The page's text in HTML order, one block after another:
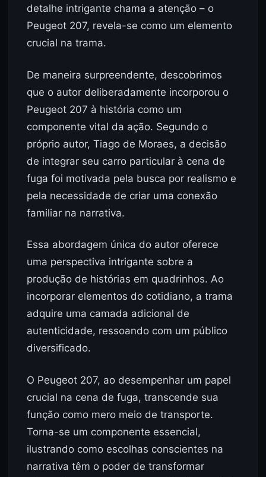
detalhe intrigante chama a atenção – o
Peugeot 207, revela-se como um elemento
crucial na trama.
De maneira surpreendente, descobrimos
que o autor deliberadamente incorporou o
Peugeot 207 à história como um
componente vital da ação. Segundo o
próprio autor, Tiago de Moraes, a decisão
de integrar seu carro particular à cena de
fuga foi motivada pela busca por realismo e
pela necessidade de criar uma conexão
familiar na narrativa.
Essa abordagem única do autor oferece
uma perspectiva intrigante sobre a
produção de histórias em quadrinhos. Ao
incorporar elementos do cotidiano, a trama
adquire uma camada adicional de
autenticidade, ressoando com um público
diversificado.
O Peugeot 207, ao desempenhar um papel
crucial na cena de fuga, transcende sua
função como mero meio de transporte.
Torna-se um componente essencial,
ilustrando como escolhas conscientes na
narrativa têm o poder de transformar